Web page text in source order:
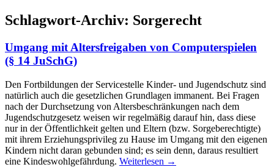
Schlagwort-Archiv: Sorgerecht
Umgang mit Altersfreigaben von Computerspielen
(§ 14 JuSchG)
Den Fortbildungen der Servicestelle Kinder- und Jugendschutz sind
natürlich auch die gesetzlichen Grundlagen immanent. Bei Fragen
nach der Durchsetzung von Altersbeschränkungen nach dem
Jugendschutzgesetz weisen wir regelmäßig darauf hin, dass diese
nur in der Öffentlichkeit gelten und Eltern (bzw. Sorgeberechtigte)
mit ihrem Erziehungsprivileg zu Hause im Umgang mit den eigenen
Kindern nicht daran gebunden sind; es sein denn, daraus resultiert
eine Kindeswohlgefährdung. Weiterlesen →